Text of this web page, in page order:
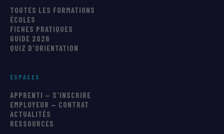
TOUTES LES FORMATIONS
ÉCOLES
FICHES PRATIQUES
GUIDE 2026
QUIZ D'ORIENTATION
ESPACES
APPRENTI — S'INSCRIRE
EMPLOYEUR — CONTRAT
ACTUALITÉS
RESSOURCES